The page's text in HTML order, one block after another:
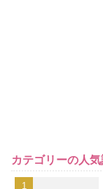
カテゴリーの人